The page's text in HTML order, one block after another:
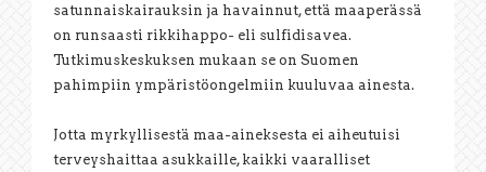
satunnaiskairauksin ja havainnut, että maaperässä
on runsaasti rikkihappo- eli sulfidisavea.
Tutkimuskeskuksen mukaan se on Suomen
pahimpiin ympäristöongelmiin kuuluvaa ainesta.
Jotta myrkyllisestä maa-aineksesta ei aiheutuisi
terveyshaittaa asukkaille, kaikki vaaralliset